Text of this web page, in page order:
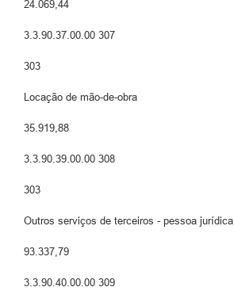
24.069,44
3.3.90.37.00.00 307
303
Locação de mão-de-obra
35.919,88
3.3.90.39.00.00 308
303
Outros serviços de terceiros - pessoa jurídica
93.337,79
3.3.90.40.00.00 309